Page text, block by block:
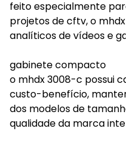
feito especialmente
projetos de cftv, o
analíticos de vídeos e
gabinete compacto
o mhdx 3008-c possui
custo-benefício,
dos modelos de
qualidade da marca